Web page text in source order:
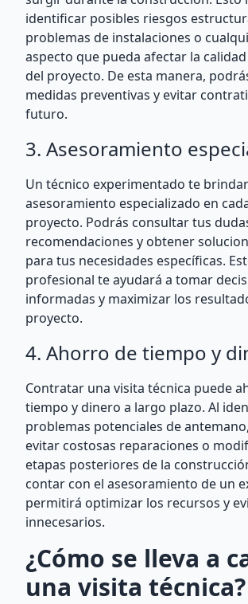
identificar posibles riesgos
problemas de instalaciones o
aspecto que pueda afectar la
del proyecto. De esta manera,
medidas preventivas y evitar
futuro.
3. Asesoramiento
Un técnico experimentado te
asesoramiento especializado en
proyecto. Podrás consultar tus
recomendaciones y obtener
para tus necesidades específicas.
profesional te ayudará a tomar
informadas y maximizar los
proyecto.
4. Ahorro de tiempo y
Contratar una visita técnica puede
tiempo y dinero a largo plazo. Al
problemas potenciales de
evitar costosas reparaciones o
etapas posteriores de la
contar con el asesoramiento de un
permitirá optimizar los recursos y
innecesarios.
¿Cómo se lleva a
una visita técnica?